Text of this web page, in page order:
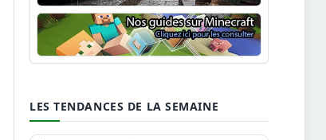
Shaders Minecraft
Guide Minecraft
LES TENDANCES DE LA SEMAINE